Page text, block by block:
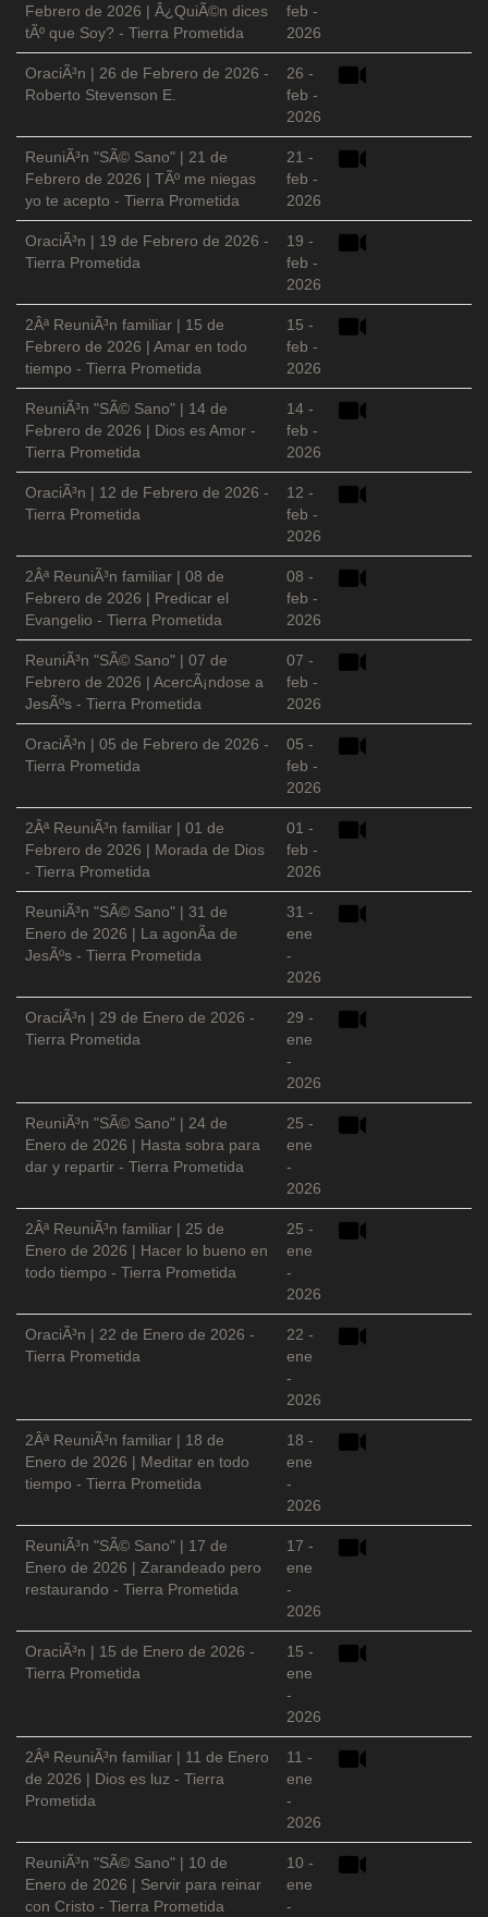
Febrero de 2026 | Â¿QuiÃ©n dices
tÃº que Soy? - Tierra Prometida
feb -
2026
OraciÃ³n | 26 de Febrero de 2026 -
Roberto Stevenson E.
26 -
feb -
2026
ReuniÃ³n "SÃ© Sano" | 21 de
Febrero de 2026 | TÃº me niegas
yo te acepto - Tierra Prometida
21 -
feb -
2026
OraciÃ³n | 19 de Febrero de 2026 -
Tierra Prometida
19 -
feb -
2026
2Âª ReuniÃ³n familiar | 15 de
Febrero de 2026 | Amar en todo
tiempo - Tierra Prometida
15 -
feb -
2026
ReuniÃ³n "SÃ© Sano" | 14 de
Febrero de 2026 | Dios es Amor -
Tierra Prometida
14 -
feb -
2026
OraciÃ³n | 12 de Febrero de 2026 -
Tierra Prometida
12 -
feb -
2026
2Âª ReuniÃ³n familiar | 08 de
Febrero de 2026 | Predicar el
Evangelio - Tierra Prometida
08 -
feb -
2026
ReuniÃ³n "SÃ© Sano" | 07 de
Febrero de 2026 | AcercÃ¡ndose a
JesÃºs - Tierra Prometida
07 -
feb -
2026
OraciÃ³n | 05 de Febrero de 2026 -
Tierra Prometida
05 -
feb -
2026
2Âª ReuniÃ³n familiar | 01 de
Febrero de 2026 | Morada de Dios
- Tierra Prometida
01 -
feb -
2026
ReuniÃ³n "SÃ© Sano" | 31 de
Enero de 2026 | La agonÃ­a de
JesÃºs - Tierra Prometida
31 -
ene
-
2026
OraciÃ³n | 29 de Enero de 2026 -
Tierra Prometida
29 -
ene
-
2026
ReuniÃ³n "SÃ© Sano" | 24 de
Enero de 2026 | Hasta sobra para
dar y repartir - Tierra Prometida
25 -
ene
-
2026
2Âª ReuniÃ³n familiar | 25 de
Enero de 2026 | Hacer lo bueno en
todo tiempo - Tierra Prometida
25 -
ene
-
2026
OraciÃ³n | 22 de Enero de 2026 -
Tierra Prometida
22 -
ene
-
2026
2Âª ReuniÃ³n familiar | 18 de
Enero de 2026 | Meditar en todo
tiempo - Tierra Prometida
18 -
ene
-
2026
ReuniÃ³n "SÃ© Sano" | 17 de
Enero de 2026 | Zarandeado pero
restaurando - Tierra Prometida
17 -
ene
-
2026
OraciÃ³n | 15 de Enero de 2026 -
Tierra Prometida
15 -
ene
-
2026
2Âª ReuniÃ³n familiar | 11 de Enero
de 2026 | Dios es luz - Tierra
Prometida
11 -
ene
-
2026
ReuniÃ³n "SÃ© Sano" | 10 de
Enero de 2026 | Servir para reinar
con Cristo - Tierra Prometida
10 -
ene
-